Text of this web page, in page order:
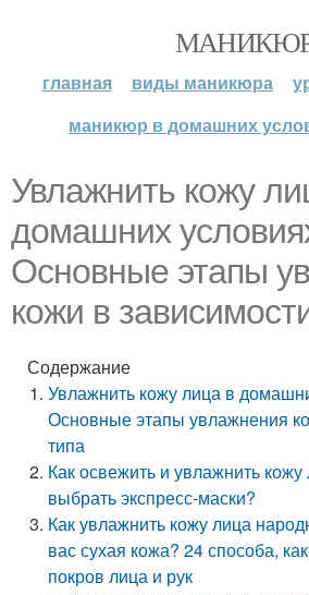
главная виды маникюра
маникюр в домашних
Увлажнить кожу
домашних
Основные этапы
кожи в
Содержание
Увлажнить кожу лица в
Основные этапы увлажнения
типа
Как освежить и увлажнить
выбрать экспресс-маски?
Как увлажнить кожу лица
вас сухая кожа? 24 способа,
покров лица и рук